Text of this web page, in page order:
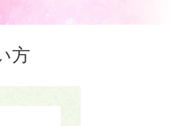
方